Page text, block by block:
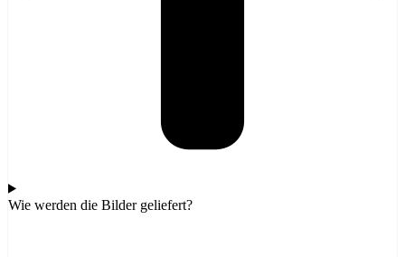
Wie werden die Bilder geliefert?